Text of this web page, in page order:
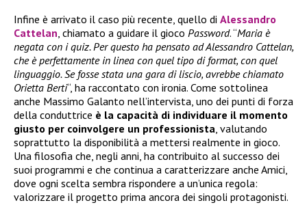
Infine è arrivato il caso più recente, quello di Alessandro
Cattelan, chiamato a guidare il gioco Password. “Maria è
negata con i quiz. Per questo ha pensato ad Alessandro Cattelan,
che è perfettamente in linea con quel tipo di format, con quel
linguaggio. Se fosse stata una gara di liscio, avrebbe chiamato
Orietta Berti“, ha raccontato con ironia. Come sottolinea
anche Massimo Galanto nell’intervista, uno dei punti di forza
della conduttrice è la capacità di individuare il momento
giusto per coinvolgere un professionista, valutando
soprattutto la disponibilità a mettersi realmente in gioco.
Una filosofia che, negli anni, ha contribuito al successo dei
suoi programmi e che continua a caratterizzare anche Amici,
dove ogni scelta sembra rispondere a un’unica regola:
valorizzare il progetto prima ancora dei singoli protagonisti.